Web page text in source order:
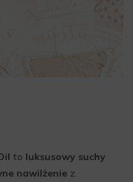
to luksusowy suchy
nawilżenie z